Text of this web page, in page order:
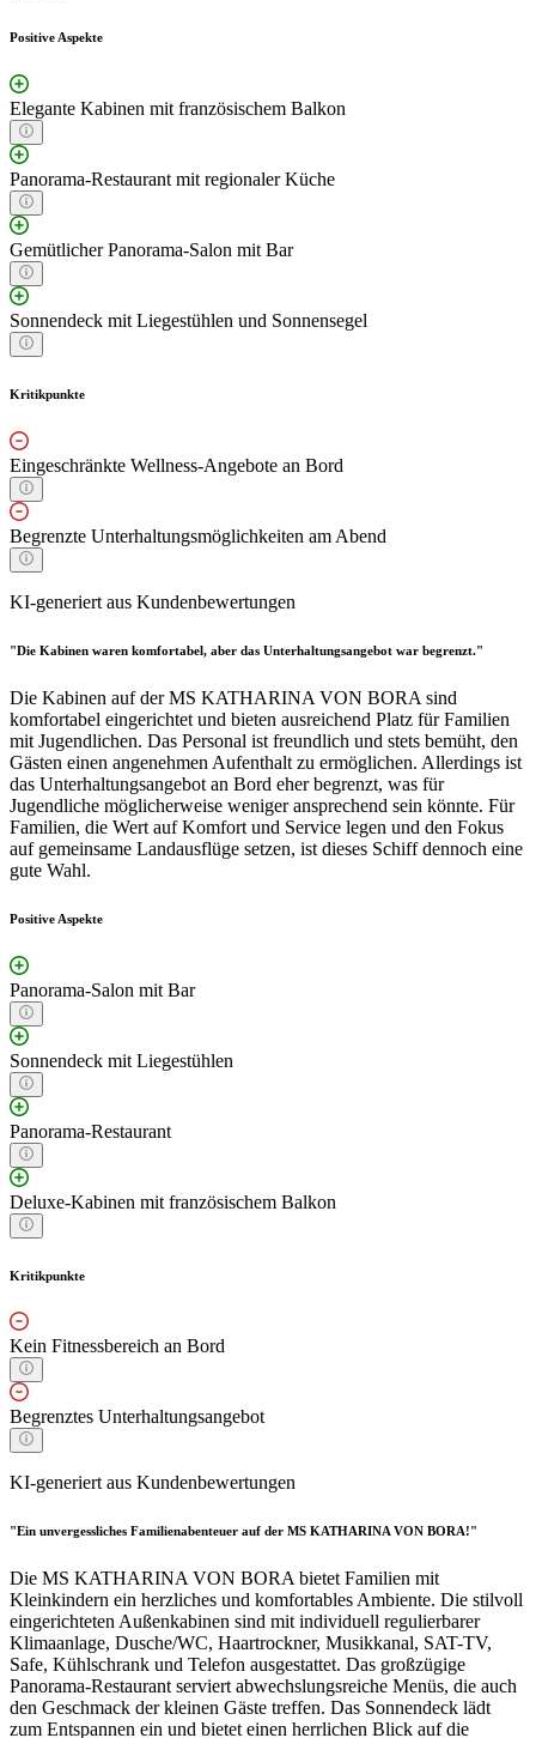
Positive Aspekte
Elegante Kabinen mit französischem Balkon
Panorama-Restaurant mit regionaler Küche
Gemütlicher Panorama-Salon mit Bar
Sonnendeck mit Liegestühlen und Sonnensegel
Kritikpunkte
Eingeschränkte Wellness-Angebote an Bord
Begrenzte Unterhaltungsmöglichkeiten am Abend
KI-generiert aus Kundenbewertungen
"Die Kabinen waren komfortabel, aber das Unterhaltungsangebot war begrenzt."
Die Kabinen auf der MS KATHARINA VON BORA sind
komfortabel eingerichtet und bieten ausreichend Platz für Familien
mit Jugendlichen. Das Personal ist freundlich und stets bemüht, den
Gästen einen angenehmen Aufenthalt zu ermöglichen. Allerdings ist
das Unterhaltungsangebot an Bord eher begrenzt, was für
Jugendliche möglicherweise weniger ansprechend sein könnte. Für
Familien, die Wert auf Komfort und Service legen und den Fokus
auf gemeinsame Landausflüge setzen, ist dieses Schiff dennoch eine
gute Wahl.
Positive Aspekte
Panorama-Salon mit Bar
Sonnendeck mit Liegestühlen
Panorama-Restaurant
Deluxe-Kabinen mit französischem Balkon
Kritikpunkte
Kein Fitnessbereich an Bord
Begrenztes Unterhaltungsangebot
KI-generiert aus Kundenbewertungen
"Ein unvergessliches Familienabenteuer auf der MS KATHARINA VON BORA!"
Die MS KATHARINA VON BORA bietet Familien mit
Kleinkindern ein herzliches und komfortables Ambiente. Die stilvoll
eingerichteten Außenkabinen sind mit individuell regulierbarer
Klimaanlage, Dusche/WC, Haartrockner, Musikkanal, SAT-TV,
Safe, Kühlschrank und Telefon ausgestattet. Das großzügige
Panorama-Restaurant serviert abwechslungsreiche Menüs, die auch
den Geschmack der kleinen Gäste treffen. Das Sonnendeck lädt
zum Entspannen ein und bietet einen herrlichen Blick auf die